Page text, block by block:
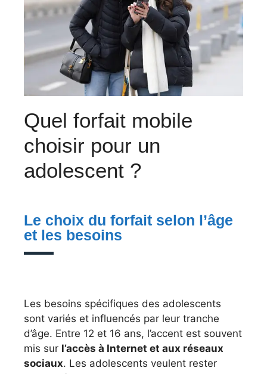
Quel forfait mobile
choisir pour un
adolescent ?
Le choix du forfait selon l’âge
et les besoins
Les besoins spécifiques des adolescents
sont variés et influencés par leur tranche
d’âge. Entre 12 et 16 ans, l’accent est souvent
mis sur l’accès à Internet et aux réseaux
sociaux. Les adolescents veulent rester